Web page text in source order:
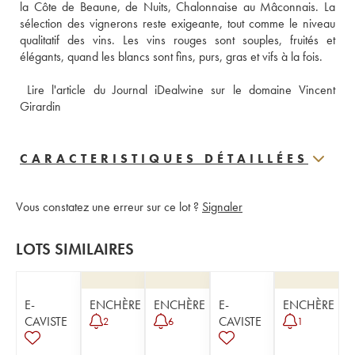
la Côte de Beaune, de Nuits, Chalonnaise au Mâconnais. La
sélection des vignerons reste exigeante, tout comme le niveau
qualitatif des vins. Les vins rouges sont souples, fruités et
élégants, quand les blancs sont fins, purs, gras et vifs à la fois.
Lire l'article du Journal iDealwine sur le domaine Vincent
Girardin
CARACTERISTIQUES DÉTAILLÉES
Vous constatez une erreur sur ce lot ? Signaler
LOTS SIMILAIRES
E-
CAVISTE
ENCHÈRE
2
ENCHÈRE
6
E-
CAVISTE
ENCHÈRE
1